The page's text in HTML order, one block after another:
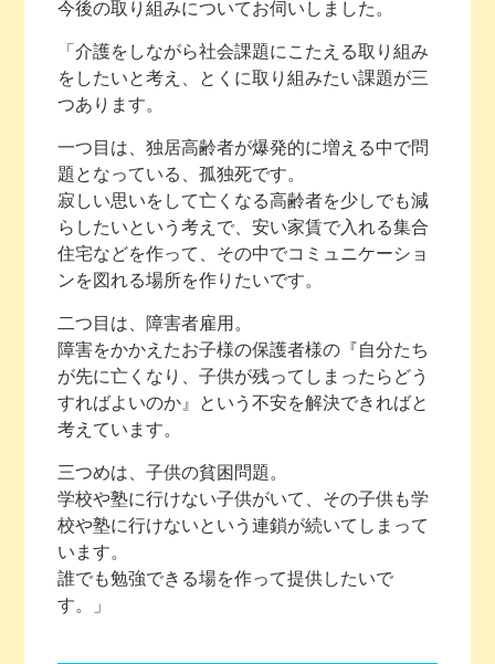
今後の取り組みについてお伺いしました。
「介護をしながら社会課題にこたえる取り組み
をしたいと考え、とくに取り組みたい課題が三
つあります。
一つ目は、独居高齢者が爆発的に増える中で問
題となっている、孤独死です。
寂しい思いをして亡くなる高齢者を少しでも減
らしたいという考えで、安い家賃で入れる集合
住宅などを作って、その中でコミュニケーショ
ンを図れる場所を作りたいです。
二つ目は、障害者雇用。
障害をかかえたお子様の保護者様の『自分たち
が先に亡くなり、子供が残ってしまったらどう
すればよいのか』という不安を解決できればと
考えています。
三つめは、子供の貧困問題。
学校や塾に行けない子供がいて、その子供も学
校や塾に行けないという連鎖が続いてしまって
います。
誰でも勉強できる場を作って提供したいで
す。」